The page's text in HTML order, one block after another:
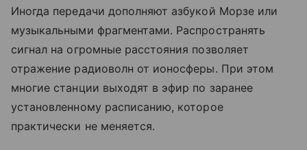
Иногда передачи дополняют азбукой Морзе или
музыкальными фрагментами. Распространять
сигнал на огромные расстояния позволяет
отражение радиоволн от ионосферы. При этом
многие станции выходят в эфир по заранее
установленному расписанию, которое
практически не меняется.